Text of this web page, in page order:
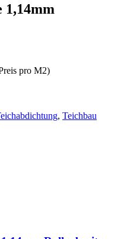
1,14mm
pro M2)
, Teichbau